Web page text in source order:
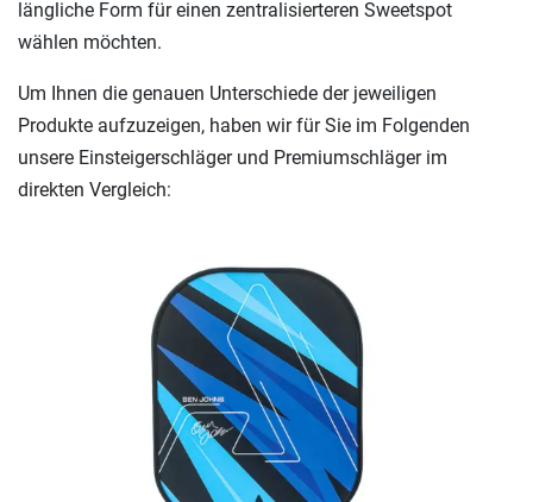
längliche Form für einen zentralisierteren Sweetspot
wählen möchten.
Um Ihnen die genauen Unterschiede der jeweiligen
Produkte aufzuzeigen, haben wir für Sie im Folgenden
unsere Einsteigerschläger und Premiumschläger im
direkten Vergleich: